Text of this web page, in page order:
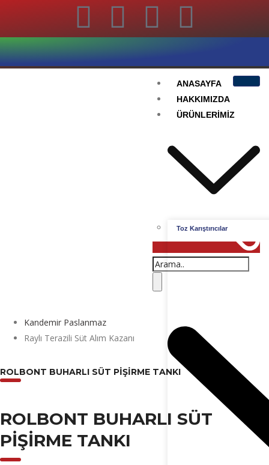
ANASAYFA
HAKKIMIZDA
ÜRÜNLERIMIZ
Toz Karıştırıcılar
Kandemir Paslanmaz
Raylı Terazili Süt Alım Kazanı
ROLBONT BUHARLI SÜT PIŞIRME TANKI
ROLBONT BUHARLI SÜT
PIŞIRME TANKI